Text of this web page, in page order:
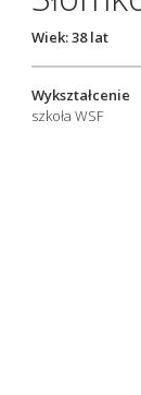
Wiek: 38 lat
Wykształcenie
szkoła WSF